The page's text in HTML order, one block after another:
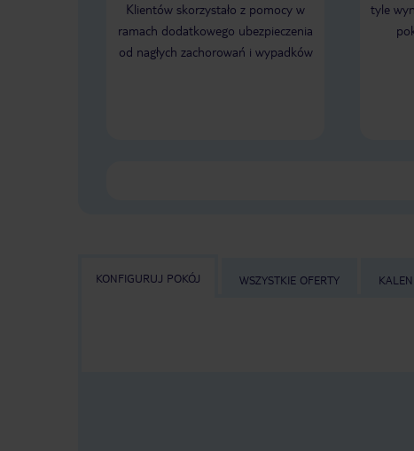
Klientów skorzystało z pomocy w
ramach dodatkowego ubezpieczenia
od nagłych zachorowań i wypadków
tyle
KONFIGURUJ POKÓJ WSZYSTKIE OFERTY